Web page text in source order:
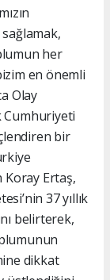
her
en önemli
Olay
Cumhuriyeti
bir
Ertaş,
37 yıllık
belirterek,
dikkat